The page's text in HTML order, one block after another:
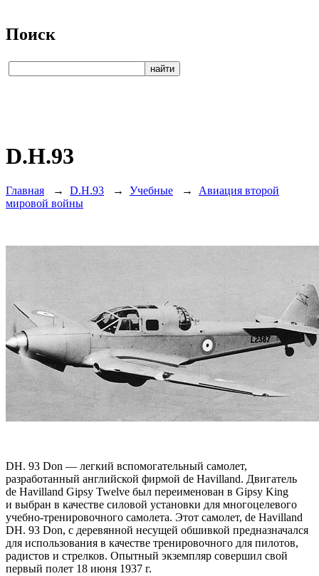
Поиск
D.H.93
Главная → D.H.93 → Учебные → Авиация второй
мировой войны
DH. 93 Don — легкий вспомогательный самолет,
разработанный английской фирмой de Havilland. Двигатель
de Havilland Gipsy Twelve был переименован в Gipsy King
и выбран в качестве силовой установки для многоцелевого
учебно-тренировочного самолета. Этот самолет, de Havilland
DH. 93 Don, с деревянной несущей обшивкой предназначался
для использования в качестве тренировочного для пилотов,
радистов и стрелков. Опытный экземпляр совершил свой
первый полет 18 июня 1937 г.